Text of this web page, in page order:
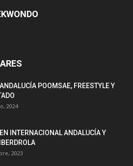
POOMSAE, FREESTYLE Y
2024
INTERNACIONAL ANDALUCÍA Y
2023